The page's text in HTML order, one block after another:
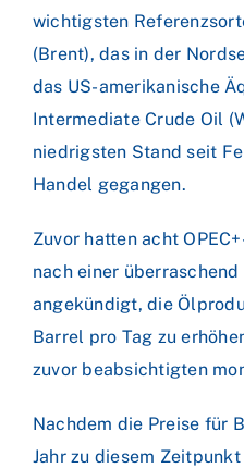
wichtigsten
(Brent), das in der
das US-amerikanische
Intermediate Crude Oil
niedrigsten Stand seit
Handel gegangen.
Zuvor hatten acht
nach einer
angekündigt, die
Barrel pro Tag zu
zuvor beabsichtigten
Nachdem die Preise für
Jahr zu diesem